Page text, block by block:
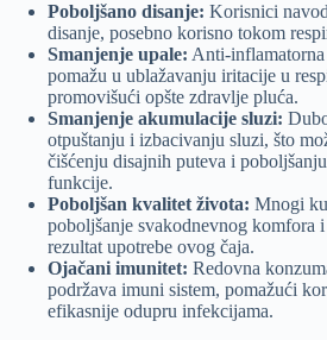
Poboljšano disanje: Korisnici
disanje, posebno korisno tokom
Smanjenje upale: Anti-inflamatorna
pomažu u ublažavanju iritacije u
promovišući opšte zdravlje pluća.
Smanjenje akumulacije sluzi:
otpuštanju i izbacivanju sluzi, što
čišćenju disajnih puteva i
funkcije.
Poboljšan kvalitet života: Mnogi
poboljšanje svakodnevnog komfora
rezultat upotrebe ovog čaja.
Ojačani imunitet: Redovna
podržava imuni sistem, pomažući
efikasnije odupru infekcijama.